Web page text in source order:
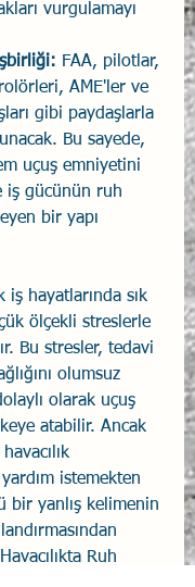
vurgulamayı
FAA, pilotlar,
AME'ler ve
gibi paydaşlarla
Bu sayede,
uçuş emniyetini
iş gücünün ruh
bir yapı
iş hayatlarında sık
ölçekli streslerle
Bu stresler, tedavi
olumsuz
olarak uçuş
atabilir. Ancak
istemekten
bir yanlış kelimenin
Ruh